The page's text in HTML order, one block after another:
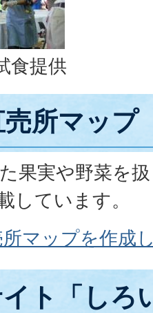
食提供
所マップ
果実や野菜を
しています。
マップを作成
ト「しろ